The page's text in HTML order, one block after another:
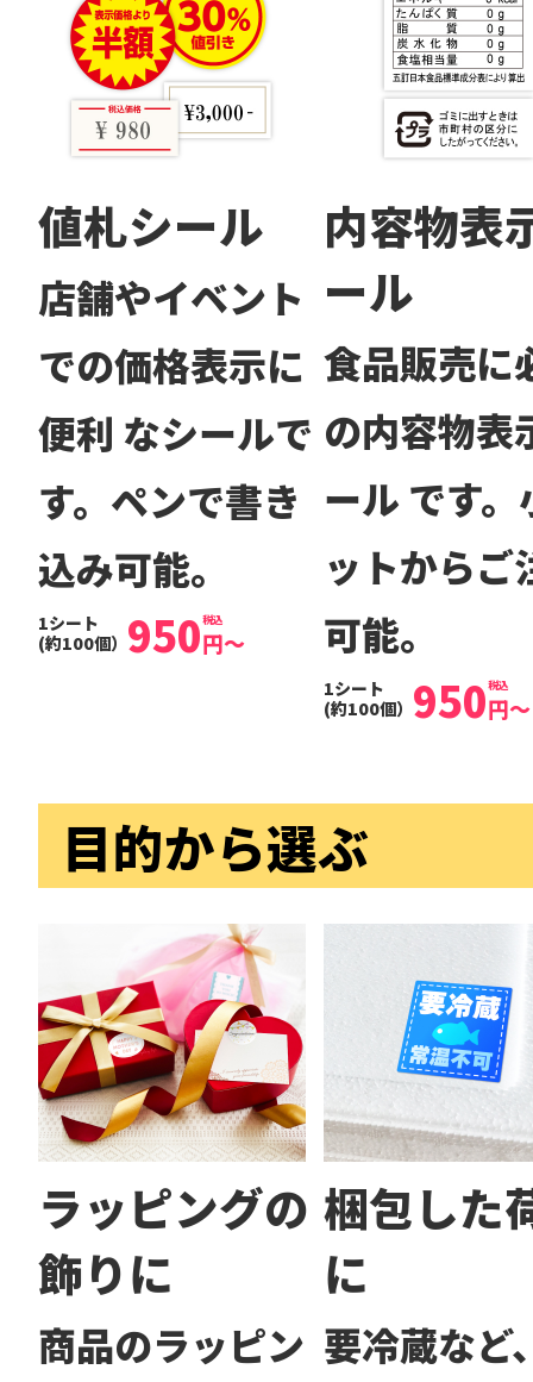
値札シール
店舗やイベント
での価格表示に
便利 なシールで
す。ペンで書き
込み可能。
1シート
(約100個） 950円
税込
～
内容物表
ール
食品販売に
の内容物表
ール です。
ットからご
可能。
1シート
(約100個） 950円
税込
～
目的から選ぶ
ラッピングの
飾りに
商品のラッピン
梱包した
に
要冷蔵など